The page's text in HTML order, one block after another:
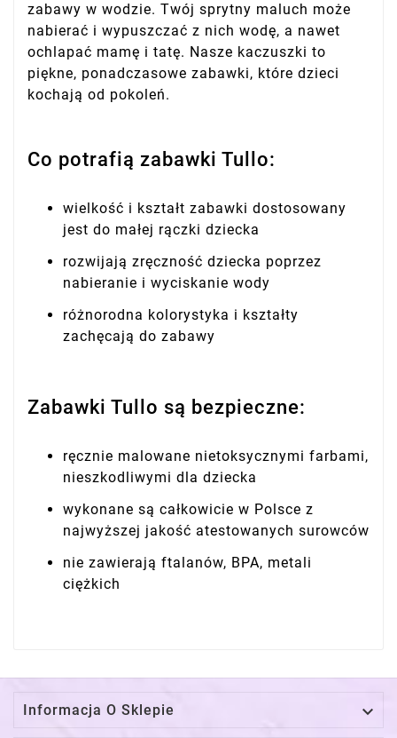
zabawy w wodzie. Twój sprytny maluch może
nabierać i wypuszczać z nich wodę, a nawet
ochlapać mamę i tatę. Nasze kaczuszki to
piękne, ponadczasowe zabawki, które dzieci
kochają od pokoleń.
Co potrafią zabawki Tullo:
wielkość i kształt zabawki dostosowany
jest do małej rączki dziecka
rozwijają zręczność dziecka poprzez
nabieranie i wyciskanie wody
różnorodna kolorystyka i kształty
zachęcają do zabawy
Zabawki Tullo są bezpieczne:
ręcznie malowane nietoksycznymi farbami,
nieszkodliwymi dla dziecka
wykonane są całkowicie w Polsce z
najwyższej jakość atestowanych surowców
nie zawierają ftalanów, BPA, metali
ciężkich
Informacja O Sklepie 